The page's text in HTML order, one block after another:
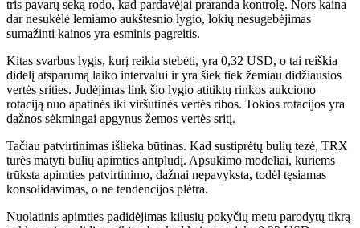
tris pavarų seką rodo, kad pardavėjai praranda kontrolę. Nors kaina
dar nesukėlė lemiamo aukštesnio lygio, lokių nesugebėjimas
sumažinti kainos yra esminis pagreitis.
Kitas svarbus lygis, kurį reikia stebėti, yra 0,32 USD, o tai reiškia
didelį atsparumą laiko intervalui ir yra šiek tiek žemiau didžiausios
vertės srities. Judėjimas link šio lygio atitiktų rinkos aukciono
rotaciją nuo apatinės iki viršutinės vertės ribos. Tokios rotacijos yra
dažnos sėkmingai apgynus žemos vertės sritį.
Tačiau patvirtinimas išlieka būtinas. Kad sustiprėtų bulių tezė, TRX
turės matyti bulių apimties antplūdį. Apsukimo modeliai, kuriems
trūksta apimties patvirtinimo, dažnai nepavyksta, todėl tęsiamas
konsolidavimas, o ne tendencijos plėtra.
Nuolatinis apimties padidėjimas kilusių pokyčių metu parodytų tikrą